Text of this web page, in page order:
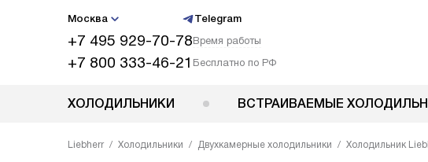
Москва Telegram
+7 495 929-70-78Время работы
+7 800 333-46-21 Бесплатно по РФ
ХОЛОДИЛЬНИКИ ВСТРАИВАЕМЫЕ
Liebherr Холодильники Двухкамерные холодильники Холодильник